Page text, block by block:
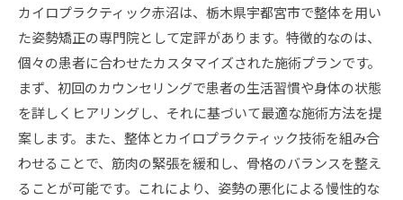
カイロプラクティック赤沼は、栃木県宇都宮市で整体を用い
た姿勢矯正の専門院として定評があります。特徴的なのは、
個々の患者に合わせたカスタマイズされた施術プランです。
まず、初回のカウンセリングで患者の生活習慣や身体の状態
を詳しくヒアリングし、それに基づいて最適な施術方法を提
案します。また、整体とカイロプラクティック技術を組み合
わせることで、筋肉の緊張を緩和し、骨格のバランスを整え
ることが可能です。これにより、姿勢の悪化による慢性的な